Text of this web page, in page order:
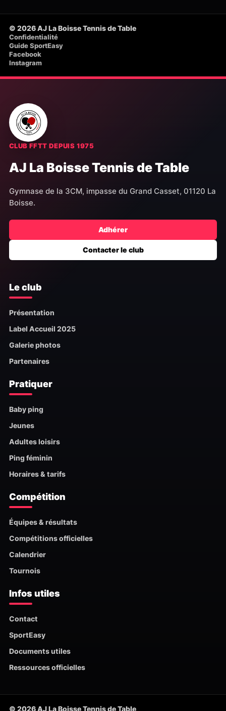
© 2026 AJ La Boisse Tennis de Table
Confidentialité
Guide SportEasy
Facebook
Instagram
CLUB FFTT DEPUIS 1975
AJ La Boisse Tennis de Table
Gymnase de la 3CM, impasse du Grand Casset, 01120 La
Boisse.
Adhérer
Contacter le club
Le club
Présentation
Label Accueil 2025
Galerie photos
Partenaires
Pratiquer
Baby ping
Jeunes
Adultes loisirs
Ping féminin
Horaires & tarifs
Compétition
Équipes & résultats
Compétitions officielles
Calendrier
Tournois
Infos utiles
Contact
SportEasy
Documents utiles
Ressources officielles
© 2026 AJ La Boisse Tennis de Table